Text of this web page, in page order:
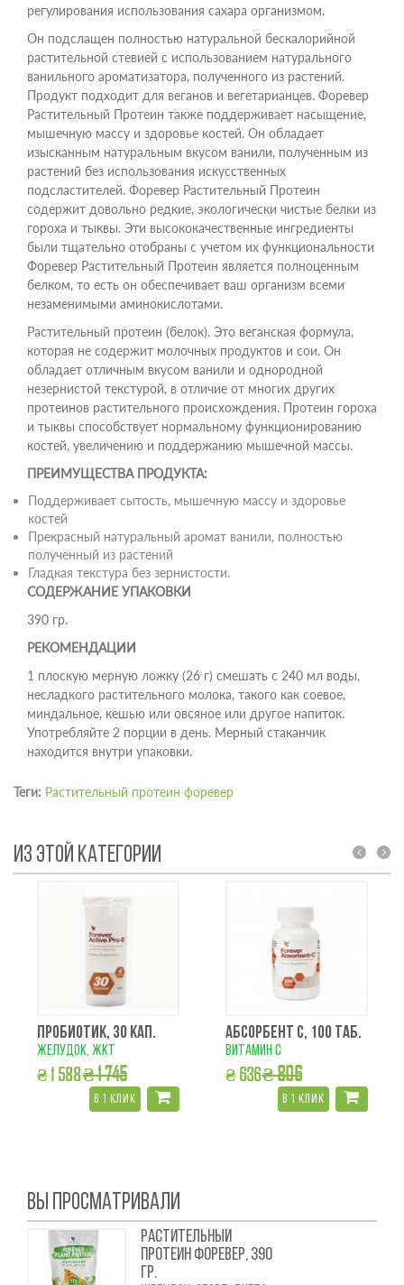
регулирования использования сахара организмом.
Он подслащен полностью натуральной бескалорийной
растительной стевией с использованием натурального
ванильного ароматизатора, полученного из растений.
Продукт подходит для веганов и вегетарианцев. Форевер
Растительный Протеин также поддерживает насыщение,
мышечную массу и здоровье костей. Он обладает
изысканным натуральным вкусом ванили, полученным из
растений без использования искусственных
подсластителей. Форевер Растительный Протеин
содержит довольно редкие, экологически чистые белки из
гороха и тыквы. Эти высококачественные ингредиенты
были тщательно отобраны с учетом их функциональности
Форевер Растительный Протеин является полноценным
белком, то есть он обеспечивает ваш организм всеми
незаменимыми аминокислотами.
Растительный протеин (белок). Это веганская формула,
которая не содержит молочных продуктов и сои. Он
обладает отличным вкусом ванили и однородной
незернистой текстурой, в отличие от многих других
протеинов растительного происхождения. Протеин гороха
и тыквы способствует нормальному функционированию
костей, увеличению и поддержанию мышечной массы.
ПРЕИМУЩЕСТВА ПРОДУКТА:
Поддерживает сытость, мышечную массу и здоровье
костей
Прекрасный натуральный аромат ванили, полностью
полученный из растений
Гладкая текстура без зернистости.
СОДЕРЖАНИЕ УПАКОВКИ
390 гр.
РЕКОМЕНДАЦИИ
1 плоскую мерную ложку (26 г) смешать с 240 мл воды,
несладкого растительного молока, такого как соевое,
миндальное, кешью или овсяное или другое напиток.
Употребляйте 2 порции в день. Мерный стаканчик
находится внутри упаковки.
Теги: Растительный протеин форевер
ИЗ ЭТОЙ КАТЕГОРИИ
ПРОБИОТИК, 30 КАП.
желудок, жкт
₴ 1 588₴ 1 745
в 1 клик
АБСОРБЕНТ С, 100 ТАБ.
витамин с
₴ 636₴ 806
в 1 клик
prev next
ВЫ ПРОСМАТРИВАЛИ
РАСТИТЕЛЬНЫЙ
ПРОТЕИН ФОРЕВЕР, 390
ГР.